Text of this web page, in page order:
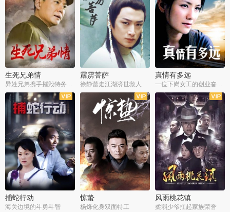
生死兄弟情
异姓兄弟携手摧毁特务阴谋
霹雳菩萨
徐静蕾走江湖济世救人
真情有多远
一位下岗女工的创业奋斗史
全22集
捕蛇行动
海关边境的斗勇斗智
全39集
惊蛰
杨烁化身双面特工
全36集
风雨桃花镇
柔弱少爷扛起家族荣誉